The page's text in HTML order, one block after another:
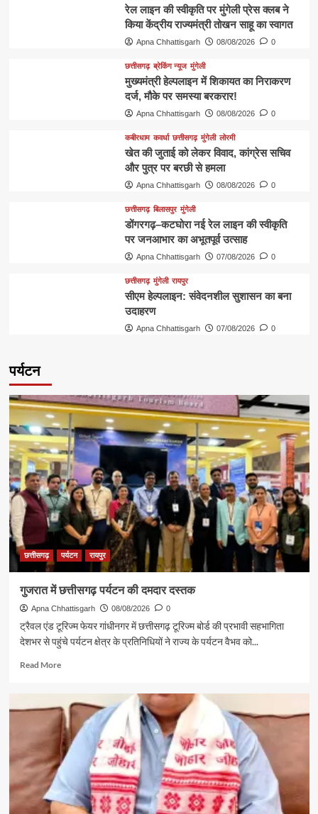
रेल लाइन की स्वीकृति पर मुंगेली प्रेस क्लब ने
किया केंद्रीय राज्यमंत्री तोखन साहू का स्वागत
Apna Chhattisgarh 08/08/2026 0
छत्तीसगढ़ ब्रेकिंग न्यूज मुंगेली
मुख्यमंत्री हेल्पलाइन में शिकायत का निराकरण
दर्ज, मौके पर समस्या बरकरार!
Apna Chhattisgarh 08/08/2026 0
कबीरधाम कवर्धा छत्तीसगढ़ मुंगेली लोरमी
खेत की जुताई को लेकर विवाद, कांग्रेस सचिव
और पुत्र पर बरछी से हमला
Apna Chhattisgarh 08/08/2026 0
छत्तीसगढ़ बिलासपुर मुंगेली
डोंगरगढ़–कटघोरा नई रेल लाइन की स्वीकृति
पर जनआभार का अभूतपूर्व उत्साह
Apna Chhattisgarh 07/08/2026 0
छत्तीसगढ़ मुंगेली रायपुर
सीएम हेल्पलाइन: संवेदनशील सुशासन का बना
उदाहरण
Apna Chhattisgarh 07/08/2026 0
पर्यटन
छत्तीसगढ़ पर्यटन रायपुर
गुजरात में छत्तीसगढ़ पर्यटन की दमदार दस्तक
Apna Chhattisgarh 08/08/2026 0
ट्रैवल एंड टूरिज्म फेयर गांधीनगर में छत्तीसगढ़ टूरिज्म बोर्ड की प्रभावी सहभागिता
देशभर से पहुंचे पर्यटन क्षेत्र के प्रतिनिधियों ने राज्य के पर्यटन वैभव को...
Read MoreRead
गुजरात
में
छत्तीसगढ़
पर्यटन
की
दमदार
दस्तक